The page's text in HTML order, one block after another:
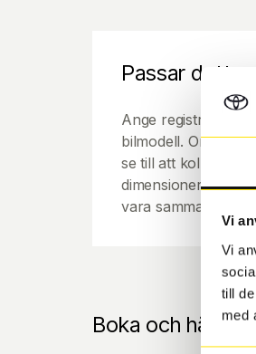
Vi
Vi
till
med
Passar detta
Ange
bilmodell. Om du
se till att kolla en
dimensioner.
vara samma
Boka och hämta